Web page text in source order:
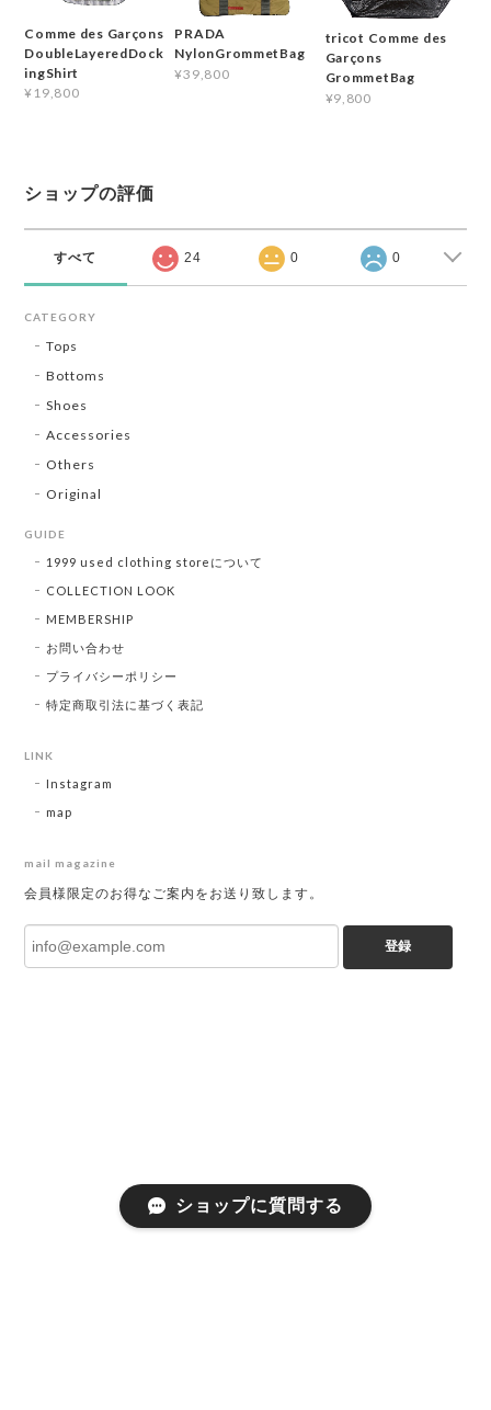
Comme des Garçons
DoubleLayeredDock
ingShirt
¥19,800
PRADA
NylonGrommetBag
¥39,800
tricot Comme des
Garçons
GrommetBag
¥9,800
ショップの評価
すべて 24 0 0
CATEGORY
Tops
Bottoms
Shoes
Accessories
Others
Original
GUIDE
1999 used clothing storeについて
COLLECTION LOOK
MEMBERSHIP
お問い合わせ
プライバシーポリシー
特定商取引法に基づく表記
LINK
Instagram
map
mail magazine
会員様限定のお得なご案内をお送り致します。
登録
ショップに質問する